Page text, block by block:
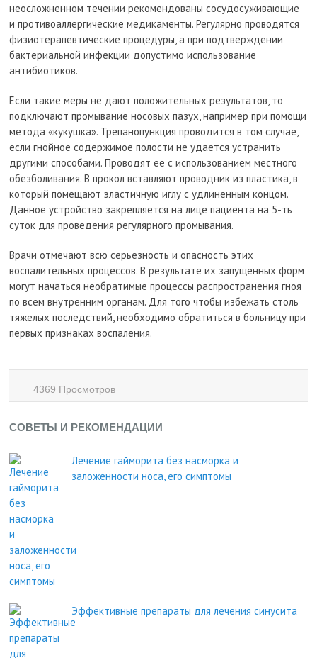
неосложненном течении рекомендованы сосудосуживающие
и противоаллергические медикаменты. Регулярно проводятся
физиотерапевтические процедуры, а при подтверждении
бактериальной инфекции допустимо использование
антибиотиков.
Если такие меры не дают положительных результатов, то
подключают промывание носовых пазух, например при помощи
метода «кукушка». Трепанопункция проводится в том случае,
если гнойное содержимое полости не удается устранить
другими способами. Проводят ее с использованием местного
обезболивания. В прокол вставляют проводник из пластика, в
который помещают эластичную иглу с удлиненным концом.
Данное устройство закрепляется на лице пациента на 5-ть
суток для проведения регулярного промывания.
Врачи отмечают всю серьезность и опасность этих
воспалительных процессов. В результате их запущенных форм
могут начаться необратимые процессы распространения гноя
по всем внутренним органам. Для того чтобы избежать столь
тяжелых последствий, необходимо обратиться в больницу при
первых признаках воспаления.
4369 Просмотров
СОВЕТЫ И РЕКОМЕНДАЦИИ
Лечение гайморита без насморка и
заложенности носа, его симптомы
Эффективные препараты для лечения синусита